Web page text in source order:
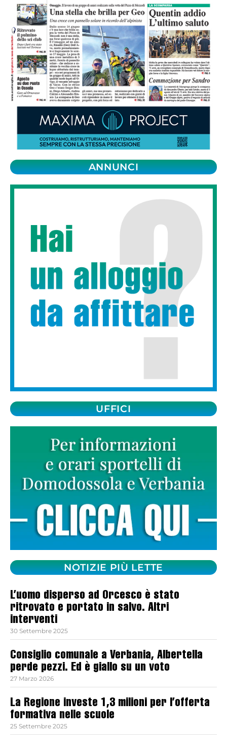
ANNUNCI
UFFICI
NOTIZIE PIÙ LETTE
L’uomo disperso ad Orcesco è stato
ritrovato e portato in salvo. Altri
interventi
30 Settembre 2025
Consiglio comunale a Verbania, Albertella
perde pezzi. Ed è giallo su un voto
27 Marzo 2026
La Regione investe 1,3 milioni per l’offerta
formativa nelle scuole
25 Settembre 2025